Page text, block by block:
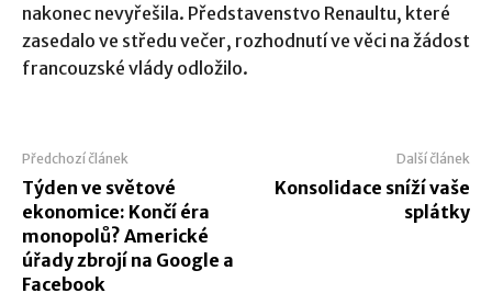
nakonec nevyřešila. Představenstvo Renaultu, které
zasedalo ve středu večer, rozhodnutí ve věci na žádost
francouzské vlády odložilo.
Předchozí článek
Týden ve světové
ekonomice: Končí éra
monopolů? Americké
úřady zbrojí na Google a
Facebook
Další článek
Konsolidace sníží vaše
splátky